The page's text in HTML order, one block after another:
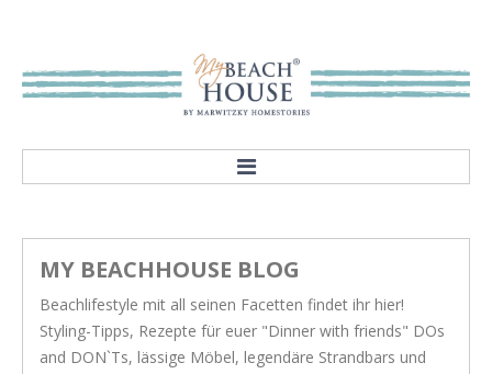
Our mission
Showroom
STYLES
MY BEACHHOUSE BLOG
Beachlifestyle mit all seinen Facetten findet ihr hier!
Styling-Tipps, Rezepte für euer "Dinner with friends" DOs
and DON`Ts, lässige Möbel, legendäre Strandbars und